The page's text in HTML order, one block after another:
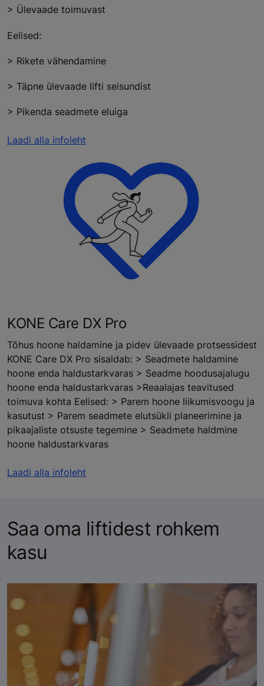
> Ülevaade toimuvast
Eelised:
> Rikete vähendamine
> Täpne ülevaade lifti seisundist
> Pikenda seadmete eluiga
Laadi alla infoleht
KONE Care DX Pro
Tõhus hoone haldamine ja pidev ülevaade protsessidest
KONE Care DX Pro sisaldab: > Seadmete haldamine
hoone enda haldustarkvaras > Seadme hoodusajalugu
hoone enda haldustarkvaras >Reaalajas teavitused
toimuva kohta Eelised: > Parem hoone liikumisvoogu ja
kasutust > Parem seadmete elutsükli planeerimine ja
pikaajaliste otsuste tegemine > Seadmete haldmine
hoone haldustarkvaras
Laadi alla infoleht
Saa oma liftidest rohkem
kasu